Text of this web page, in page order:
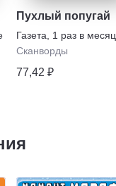
Пухлый попугай
Газета
1 раз в месяц
Сканворды
77,42 ₽